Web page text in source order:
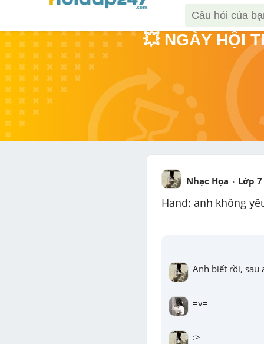
💥 NGÀY HỘI
Nhạc Họa Lớp 7
Hand: anh không
Anh biết rồi, sau
=v=
:>